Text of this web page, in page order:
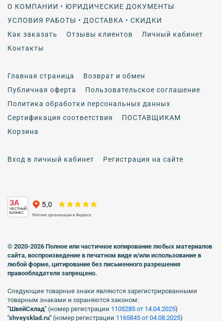
О КОМПАНИИ • ЮРИДИЧЕСКИЕ ДОКУМЕНТЫ
УСЛОВИЯ РАБОТЫ • ДОСТАВКА • СКИДКИ
Как заказать
Отзывы клиентов
Личный кабинет
Контакты
Главная страница
Возврат и обмен
Публичная оферта
Пользовательское соглашение
Политика обработки персональных данных
Сертификация соответствия
ПОСТАВЩИКАМ
Корзина
Вход в личный кабинет Регистрация на сайте
ЗА
ЧЕСТНЫЙ
БИЗНЕС
© 2020-2026 Полное или частичное копирование любых материалов
сайта, воспроизведение в печатном виде и/или использование в
любой форме, цитирование без письменного разрешения
правообладателя запрещено.
Следующие товарные знаки являются зарегистрированными
товарным знаками и охраняются законом:
"ШвейСклад" (номер регистрации 1105285 от 14.04.2025)
"shveуsklad.ru" (номер регистрации 1165845 от 04.08.2025)